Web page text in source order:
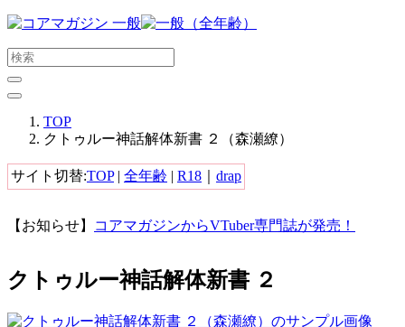
メ
ン
コ
ン
に
ス
ッ
す
る
TOP
クトゥルー神話解体新書 ２（森瀬繚）
サイト切替:TOP| 全年齢 | R18 drap
【お知らせ】 コアマガジンからVTuber専門誌が発売！
クトゥルー神話解体新書 ２